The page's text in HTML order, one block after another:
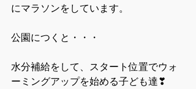
にマラソンをしています。
公園につくと・・・
水分補給をして、スタート位置でウォ
ーミングアップを始める子ども達❣